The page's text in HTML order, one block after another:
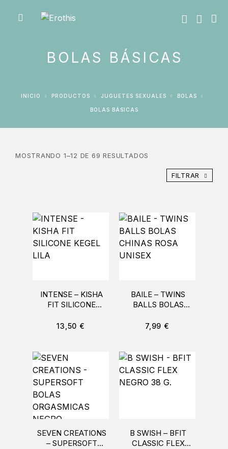
BOLAS BÁSICAS
INICIO PRODUCTOS JUGUETES SEXUALES BOLAS
BOLAS BÁSICAS
MOSTRANDO 1–12 DE 69 RESULTADOS
FILTRAR
INTENSE – KISHA
FIT SILICONE
13,50 €
BAILE – TWINS
BALLS BOLAS
UNISEX
7,99 €
SEVEN CREATIONS
– SUPERSOFT
B SWISH – BFIT
CLASSIC FLEX